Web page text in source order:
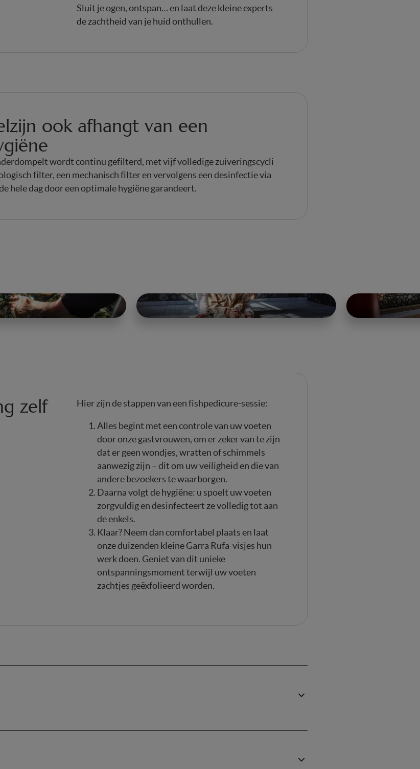
Sluit je ogen, ontspan… en laat deze kleine experts
de zachtheid van je huid onthullen.
ook afhangt van een
wordt continu gefilterd, met vijf volledige zuiveringscycli
filter, een mechanisch filter en vervolgens een desinfectie via
hele dag door een optimale hygiëne garandeert.
zelf
Hier zijn de stappen van een fishpedicure-sessie:
Alles begint met een controle van uw voeten
door onze gastvrouwen, om er zeker van te zijn
dat er geen wondjes, wratten of schimmels
aanwezig zijn – dit om uw veiligheid en die van
andere bezoekers te waarborgen.
Daarna volgt de hygiëne: u spoelt uw voeten
zorgvuldig en desinfecteert ze volledig tot aan
de enkels.
Klaar? Neem dan comfortabel plaats en laat
onze duizenden kleine Garra Rufa-visjes hun
werk doen. Geniet van dit unieke
ontspanningsmoment terwijl uw voeten
zachtjes geëxfolieerd worden.